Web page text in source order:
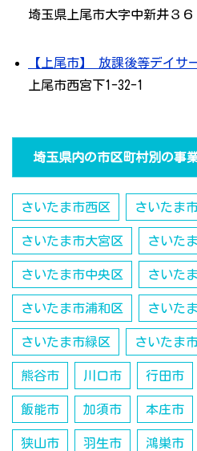
埼玉県上尾市大字中新井３６
【上尾市】 放課後等デイサ
上尾市西宮下1-32-1
埼玉県内の市区町村別の事
さいたま市西区 さいたま
さいたま市大宮区 さいた
さいたま市中央区 さいた
さいたま市浦和区 さいた
さいたま市緑区 さいたま
熊谷市 川口市 行田市
飯能市 加須市 本庄市
狭山市 羽生市 鴻巣市